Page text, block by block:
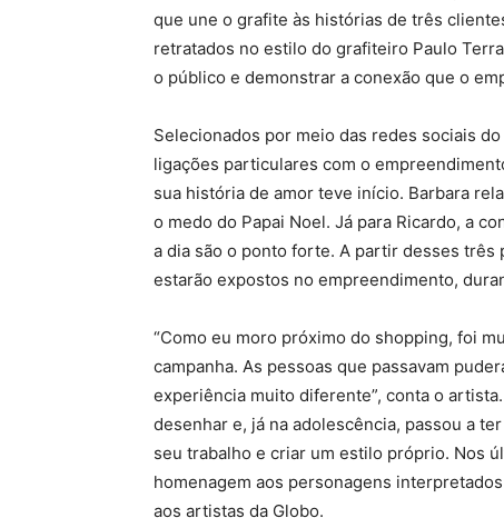
que une o grafite às histórias de três
retratados no estilo do grafiteiro Paulo
o público e demonstrar a conexão que o
Selecionados por meio das redes sociais
ligações particulares com o
sua história de amor teve início. Barbara
o medo do Papai Noel. Já para Ricardo, a
a dia são o ponto forte. A partir desses
estarão expostos no empreendimento,
“Como eu moro próximo do shopping, foi
campanha. As pessoas que passavam
experiência muito diferente”, conta o
desenhar e, já na adolescência, passou a
seu trabalho e criar um estilo próprio. Nos
homenagem aos personagens
aos artistas da Globo.